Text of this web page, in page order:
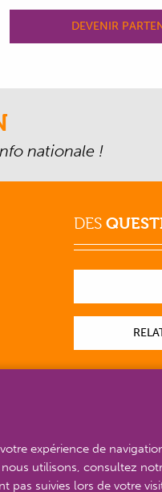
DEVENIR
nationale !
DES
expérience de
utilisons, consultez
suivies lors de votre